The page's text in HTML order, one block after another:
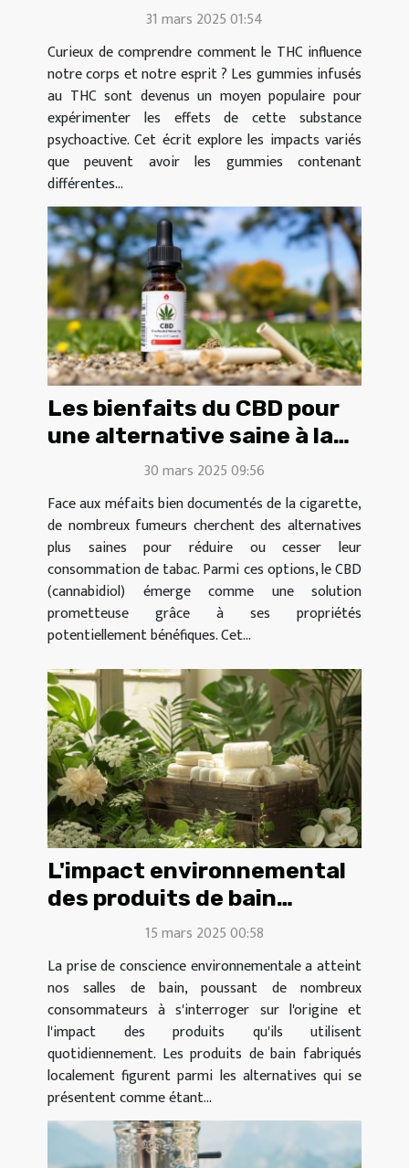
de différentes
concentrations
31 mars 2025 01:54
Curieux de comprendre comment le THC influence
notre corps et notre esprit ? Les gummies infusés
au THC sont devenus un moyen populaire pour
expérimenter les effets de cette substance
psychoactive. Cet écrit explore les impacts variés
que peuvent avoir les gummies contenant
différentes...
Les bienfaits du CBD pour
une alternative saine à la
cigarette30 mars 2025 09:56
Face aux méfaits bien documentés de la cigarette,
de nombreux fumeurs cherchent des alternatives
plus saines pour réduire ou cesser leur
consommation de tabac. Parmi ces options, le CBD
(cannabidiol) émerge comme une solution
prometteuse grâce à ses propriétés
potentiellement bénéfiques. Cet...
L'impact environnemental
des produits de bain
fabriqués localement
15 mars 2025 00:58
La prise de conscience environnementale a atteint
nos salles de bain, poussant de nombreux
consommateurs à s'interroger sur l'origine et
l'impact des produits qu'ils utilisent
quotidiennement. Les produits de bain fabriqués
localement figurent parmi les alternatives qui se
présentent comme étant...